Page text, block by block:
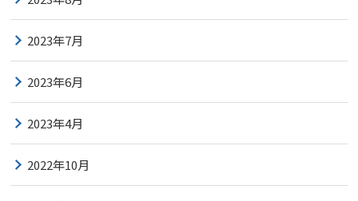
2023年7月
2023年6月
2023年4月
2022年10月